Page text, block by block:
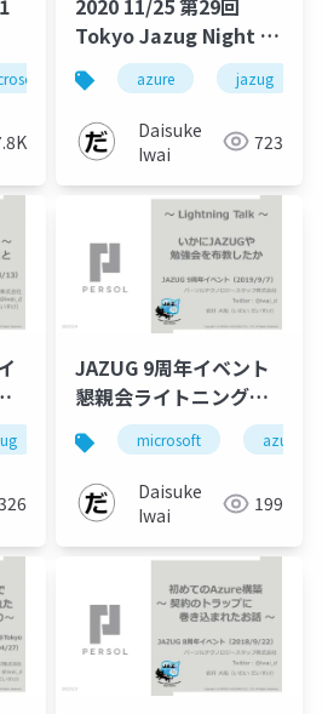
jazug avd
Tokyo Jazug Night 発
表資料 azure jazug
Daisuke
Iwai
723
JAZUG 9周年イベント
懇親会ライトニングト
ーク
microsoft azure
Daisuke
Iwai
199